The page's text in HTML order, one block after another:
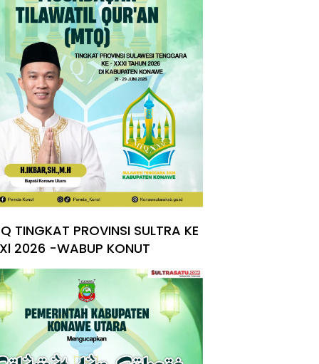
TINGKAT PROVINSI SULTRA KE
2026 -WABUP KONUT